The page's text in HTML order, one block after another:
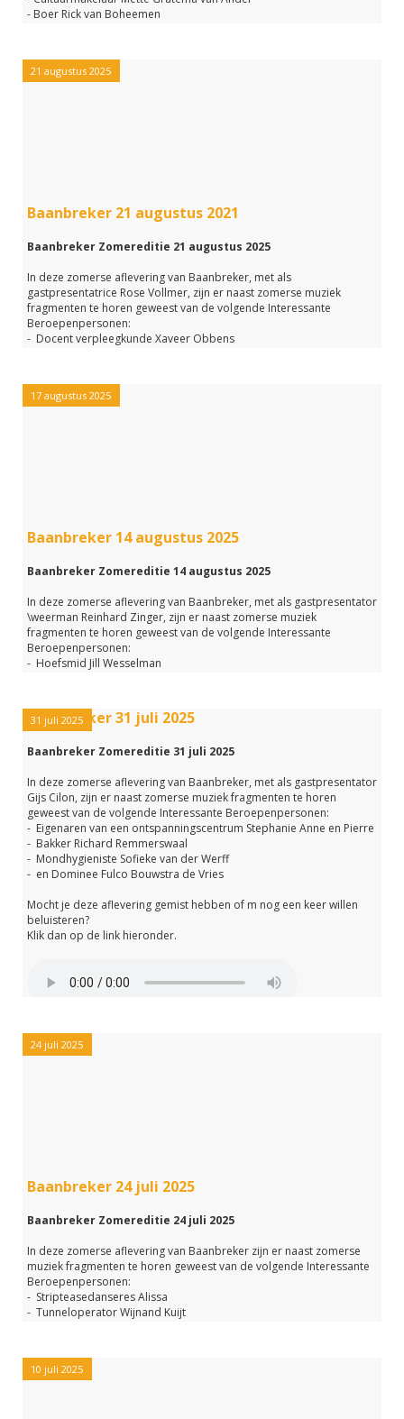
- Boer Rick van Boheemen
Mocht je deze aflevering gemist hebben of m nog een keer willen
21 augustus 2025
Baanbreker 21 augustus 2021
Baanbreker Zomereditie 21 augustus 2025
In deze zomerse aflevering van Baanbreker, met als
gastpresentatrice Rose Vollmer, zijn er naast zomerse muziek
fragmenten te horen geweest van de volgende Interessante
Beroepenpersonen:
- Docent verpleegkunde Xaveer Obbens
- en XL Mentor in het voortgezet onderwijs, Sharon Bouten
17 augustus 2025
Baanbreker 14 augustus 2025
Baanbreker Zomereditie 14 augustus 2025
In deze zomerse aflevering van Baanbreker, met als gastpresentator
\weerman Reinhard Zinger, zijn er naast zomerse muziek
fragmenten te horen geweest van de volgende Interessante
Beroepenpersonen:
- Hoefsmid Jill Wesselman
- en Verpleegkundige in opleiding Rose Vollmer
gestaan hebben bij de 50e verjaardag van vaste presentator Jasper
Mocht je deze aflevering gemist hebben of m nog een keer willen
beluisteren?
Klik dan op de link hieronder.
31 juli 2025
Baanbreker 31 juli 2025
Baanbreker Zomereditie 31 juli 2025
In deze zomerse aflevering van Baanbreker, met als gastpresentator
Gijs Cilon, zijn er naast zomerse muziek fragmenten te horen
geweest van de volgende Interessante Beroepenpersonen:
- Eigenaren van een ontspanningscentrum Stephanie Anne en Pierre
- Bakker Richard Remmerswaal
- Mondhygieniste Sofieke van der Werff
- en Dominee Fulco Bouwstra de Vries
Mocht je deze aflevering gemist hebben of m nog een keer willen
beluisteren?
Klik dan op de link hieronder.
24 juli 2025
Baanbreker 24 juli 2025
Baanbreker Zomereditie 24 juli 2025
In deze zomerse aflevering van Baanbreker zijn er naast zomerse
muziek fragmenten te horen geweest van de volgende Interessante
Beroepenpersonen:
- Stripteasedanseres Alissa
- Tunneloperator Wijnand Kuijt
Mocht je deze aflevering gemist hebben of m nog een keer willen
10 juli 2025